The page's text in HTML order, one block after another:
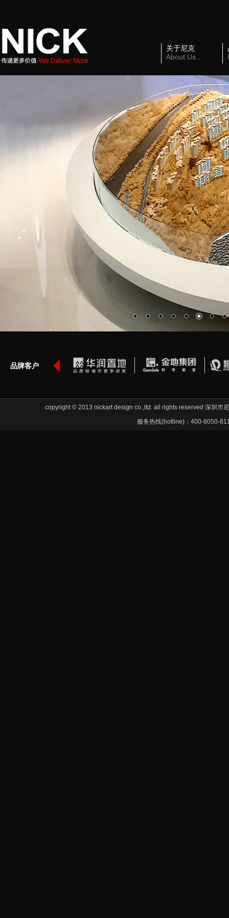
关于尼克
About Us..
品牌客户
copyright © 2013 nickart design co.,ltd. all rights reserved 深圳市
服务热线(hotline)：400-8050-